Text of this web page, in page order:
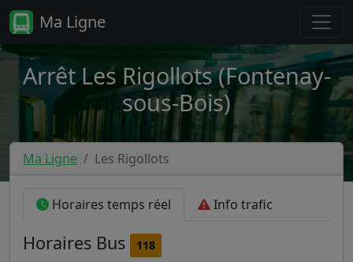
Ma Ligne
Arrêt Les Rigollots (Fontenay-
sous-Bois)
Ma Ligne Les Rigollots
Horaires temps réel Info trafic
Horaires Bus 118